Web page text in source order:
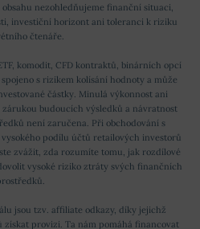
nezohledňujeme finanční situaci,
investiční horizont ani toleranci k riziku
čtenáře.
komodit, CFD kontraktů, binárních opcí
s rizikem kolísání hodnoty a může
částky. Minulá výkonnost ani
budoucích výsledků a návratnost
není zaručena. Při obchodování s
podílu účtů retailových investorů
zvážit, zda rozumíte tomu, jak rozdílové
vysoké riziko ztráty svých finančních
jsou tzv. affiliate odkazy, díky jejichž
provizi. Ta nám pomáhá financovat